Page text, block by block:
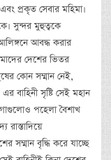
প্রকৃত সেবার মহিমা।
সুন্দর মুহুত্বকে
আবদ্ধ করার
দেশের ভিতর
কোন সম্মান নেই,
বাহিনী সৃষ্টি সেই মহান
পহেলা বৈশাখ
সম্মান বৃদ্ধি করে যাচ্ছে